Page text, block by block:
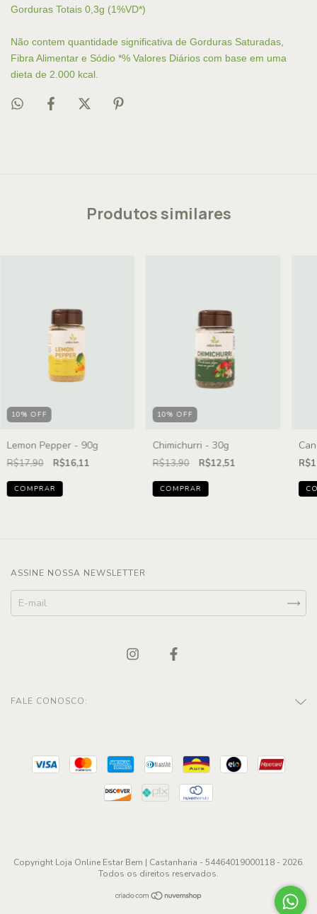
Gorduras Totais 0,3g (1%VD*)
Não contem quantidade significativa de Gorduras Saturadas,
Fibra Alimentar e Sódio *% Valores Diários com base em uma
dieta de 2.000 kcal.
Produtos similares
10% OFF
Lemon Pepper - 90g
R$17,90 R$16,11
10% OFF
Chimichurri - 30g
R$13,90 R$12,51
ASSINE NOSSA NEWSLETTER
FALE CONOSCO:
Copyright Loja Online Estar Bem | Castanharia - 54464019000118 - 2026.
Todos os direitos reservados.